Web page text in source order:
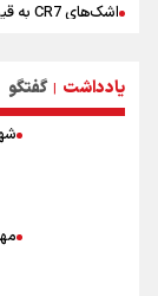
اشک‌های CR7 به قیمت ۲۳ سال تلاش؛ گریه نکن آقای رونالدو
تلاش مدام برای
نصرتی: پاسخ
ملی‌پوشان نباید
شاهرخی: اندازه
سرنوشت صعود را
یادداشت | گفتگو